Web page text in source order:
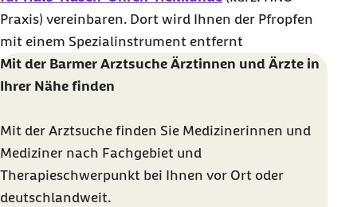
Praxis) vereinbaren. Dort wird Ihnen der Pfropfen
mit einem Spezialinstrument entfernt
Mit der Barmer Arztsuche Ärztinnen und Ärzte in
Ihrer Nähe finden
Mit der Arztsuche finden Sie Medizinerinnen und
Mediziner nach Fachgebiet und
Therapieschwerpunkt bei Ihnen vor Ort oder
deutschlandweit.